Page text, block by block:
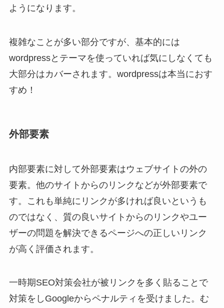
ようになります。
複雑なことが多い部分ですが、基本的には
wordpressとテーマを使っていれば気にしなくても
大部分はカバーされます。wordpressは本当におす
すめ！
外部要素
内部要素に対して外部要素はウェブサイトの外の
要素。他のサイトからのリンクなどが外部要素で
す。これも単純にリンクが多ければ良いというも
のではなく、質の良いサイトからのリンクやユー
ザーの問題を解決できるページへの正しいリンク
が高く評価されます。
一時期SEO対策会社が被リンクを多く貼ることで
対策をしGoogleからペナルティを受けました。む